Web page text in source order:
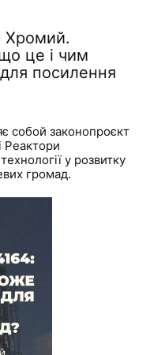
Хромий.
це і чим
посилення
собой законопроєкт
Реактори
у розвитку
громад.